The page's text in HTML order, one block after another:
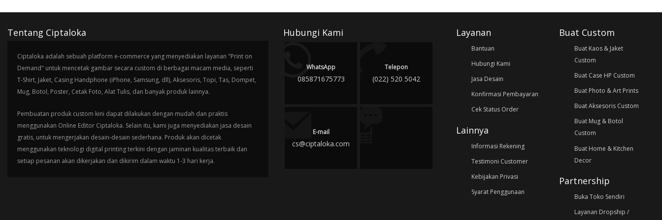
Tentang Ciptaloka
Ciptaloka adalah sebuah platform e-commerce yang menyediakan layanan "Print on
Demand" untuk mencetak gambar secara custom di berbagai macam media, seperti
T-Shirt, Jaket, Casing Handphone (iPhone, Samsung, dll), Aksesoris, Topi, Tas, Dompet,
Mug, Botol, Poster, Cetak Foto, Alat Tulis, dan banyak produk lainnya.
Pembuatan produk custom kini dapat dilakukan dengan mudah dan praktis
menggunakan Online Editor Ciptaloka. Selain itu, kami juga menyediakan jasa desain
gratis, untuk mengerjakan desain-desain sederhana. Produk akan dicetak
menggunakan teknologi digital printing terkini dengan jaminan kualitas terbaik dan
setiap pesanan akan dikerjakan dan dikirim dalam waktu 1-3 hari kerja.
Hubungi Kami
WhatsApp
085871675773
Telepon
(022) 520 5042
E-mail
cs@ciptaloka.com
Layanan
Bantuan
Hubungi Kami
Jasa Desain
Konfirmasi Pembayaran
Cek Status Order
Lainnya
Informasi Rekening
Testimoni Customer
Kebijakan Privasi
Syarat Penggunaan
Buat Custom
Buat Kaos & Jaket
Custom
Buat Case HP Custom
Buat Photo & Art Prints
Buat Aksesoris Custom
Buat Mug & Botol
Custom
Buat Home & Kitchen
Decor
Partnership
Buka Toko Sendiri
Layanan Dropship /